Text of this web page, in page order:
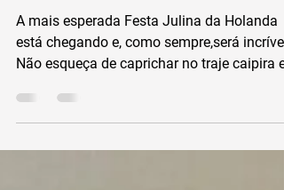
Amsterdam
A mais esperada Festa Julina da Holanda
está chegando e, como sempre,será incrível!
Não esqueça de caprichar no traje caipira e